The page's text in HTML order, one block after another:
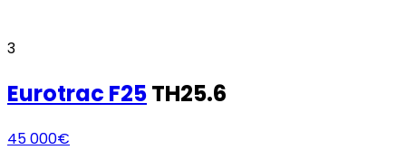
3
Eurotrac F25TH25.6
45 000€